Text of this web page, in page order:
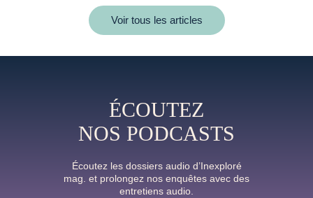
Voir tous les articles
ÉCOUTEZ
NOS PODCASTS
Écoutez les dossiers audio d’Inexploré
mag. et prolongez nos enquêtes avec des
entretiens audio.